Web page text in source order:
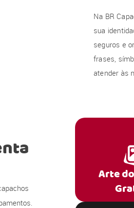
Na BR
sua
seguros e
frases,
atender às
Arte